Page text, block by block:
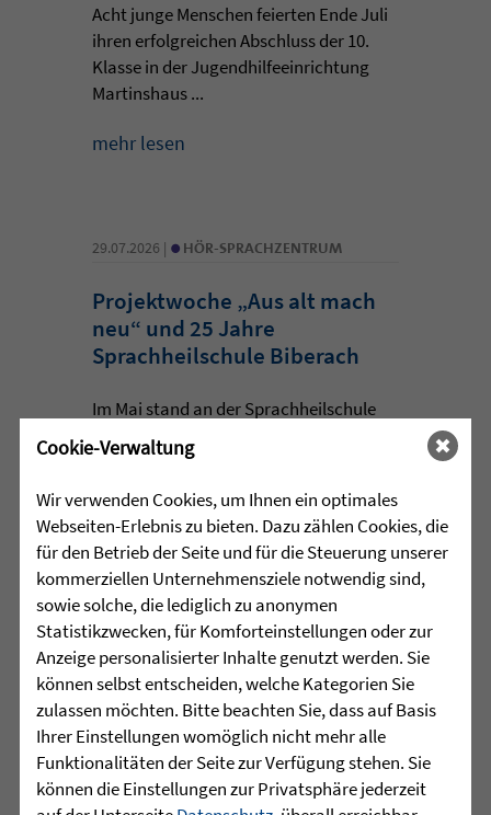
Acht junge Menschen feierten Ende Juli
ihren erfolgreichen Abschluss der 10.
Klasse in der Jugendhilfeeinrichtung
Martinshaus ...
mehr lesen
29.07.2026 | • HÖR-SPRACHZENTRUM
Projektwoche „Aus alt mach
neu“ und 25 Jahre
Sprachheilschule Biberach
Im Mai stand an der Sprachheilschule
Biberach alles im Zeichen des Umwelt-
und Klimaschutzes. Unter dem Motto
„Aus alt mach neu“ beschäftigten sich
die Schülerinnen und Schüler im
Rahmen einer Projektwoche intensiv
mit den Themen Müllvermeidung, ...
mehr lesen
29.07.2026 |• HÖR-SPRACHZENTRUM
Mutmurmeln und
Rechenmäuse - auf geht´s in
Cookie-Verwaltung
Wir verwenden Cookies, um Ihnen ein optimales
Webseiten-Erlebnis zu bieten. Dazu zählen Cookies, die
für den Betrieb der Seite und für die Steuerung unserer
kommerziellen Unternehmensziele notwendig sind,
sowie solche, die lediglich zu anonymen
Statistikzwecken, für Komforteinstellungen oder zur
Anzeige personalisierter Inhalte genutzt werden. Sie
können selbst entscheiden, welche Kategorien Sie
zulassen möchten. Bitte beachten Sie, dass auf Basis
Ihrer Einstellungen womöglich nicht mehr alle
Funktionalitäten der Seite zur Verfügung stehen. Sie
können die Einstellungen zur Privatsphäre jederzeit